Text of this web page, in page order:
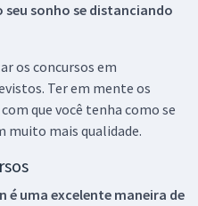
seu sonho se distanciando
os concursos em
Ter em mente os
que você tenha como se
muito mais qualidade.
é uma excelente maneira de